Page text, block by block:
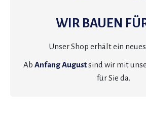
WIR BAUEN
Unser Shop erhält ein
Ab Anfang Augustsind wir mit
für Sie da.